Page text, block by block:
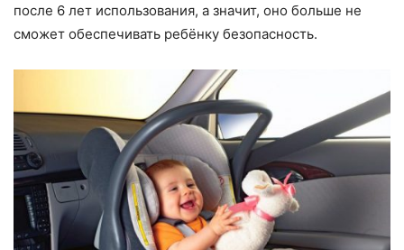
после 6 лет использования, а значит, оно больше не
сможет обеспечивать ребёнку безопасность.